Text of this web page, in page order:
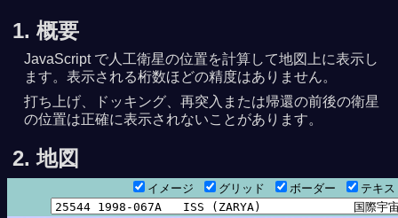
1. 概要
JavaScript で人工衛星の位置を計算して地図上に表示し
ます。表示される桁数ほどの精度はありません。
打ち上げ、ドッキング、再突入または帰還の前後の衛星
の位置は正確に表示されないことがあります。
2. 地図
イメージ グリッド ボーダー テキ